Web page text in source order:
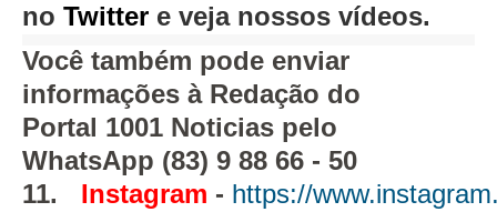
no Twitter e veja nossos vídeos.
Você também pode enviar
informações à Redação do
Portal 1001 Noticias pelo
WhatsApp (83) 9 88 66 - 50
11.
Instagram - https://